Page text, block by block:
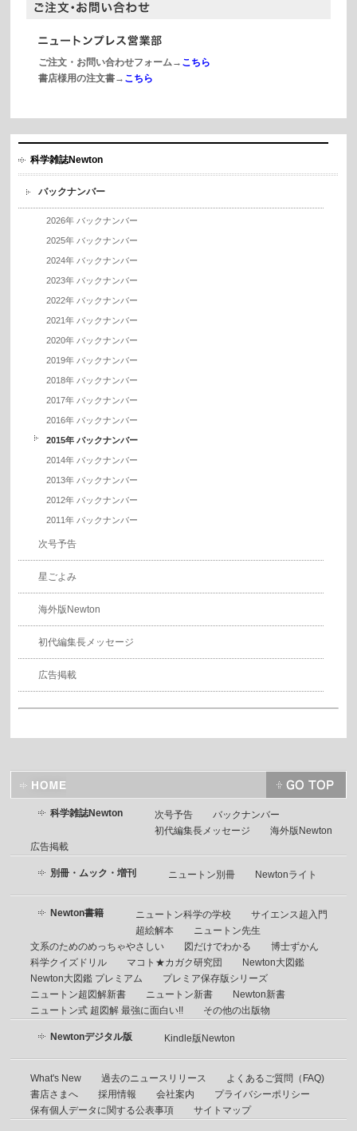
ご注文・お問い合わせフォーム→ こちら
書店様用の注文書→ こちら
科学雑誌Newton
バックナンバー
2026年 バックナンバー
2025年 バックナンバー
2024年 バックナンバー
2023年 バックナンバー
2022年 バックナンバー
2021年 バックナンバー
2020年 バックナンバー
2019年 バックナンバー
2018年 バックナンバー
2017年 バックナンバー
2016年 バックナンバー
2015年 バックナンバー
2014年 バックナンバー
2013年 バックナンバー
2012年 バックナンバー
2011年 バックナンバー
次号予告
星ごよみ
海外版Newton
初代編集長メッセージ
広告掲載
科学雑誌Newton 次号予告
バックナンバー
初代編集長メッセージ
海外版Newton
広告掲載
別冊・ムック・増刊 ニュートン別冊 Newtonライト
Newton書籍 ニュートン科学の学校
サイエンス超入門
超絵解本
ニュートン先生
文系のためのめっちゃやさしい
図だけでわかる
博士ずかん
科学クイズドリル
マコト★カガク研究団
Newton大図鑑
Newton大図鑑 プレミアム
プレミア保存版シリーズ
ニュートン超図解新書
ニュートン新書
Newton新書
ニュートン式 超図解 最強に面白い!!
その他の出版物
Newtonデジタル版 Kindle版Newton
What's New 過去のニュースリリース
よくあるご質問（FAQ)
書店さまへ
採用情報 会社案内
プライバシーポリシー
保有個人データに関する公表事項
サイトマップ